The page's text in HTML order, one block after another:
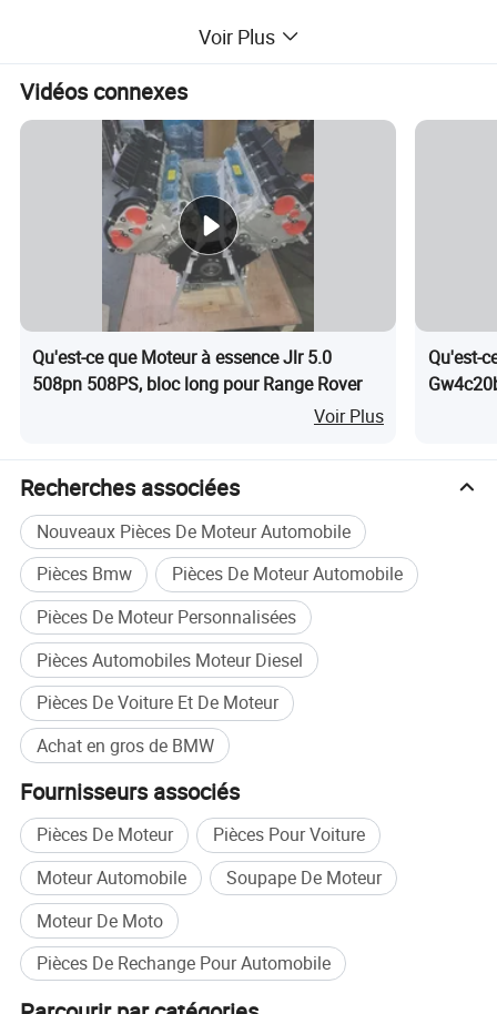
Voir Plus
Vidéos connexes
Qu'est-ce que Moteur à essence Jlr 5.0
508pn 508PS, bloc long pour Range Rover
Voir Plus
Qu'est-
Recherches associées
Nouveaux Pièces De Moteur Automobile
Pièces Bmw
Pièces De Moteur Automobile
Pièces De Moteur Personnalisées
Pièces Automobiles Moteur Diesel
Pièces De Voiture Et De Moteur
Achat en gros de BMW
Fournisseurs associés
Pièces De Moteur
Pièces Pour Voiture
Moteur Automobile
Soupape De Moteur
Moteur De Moto
Pièces De Rechange Pour Automobile